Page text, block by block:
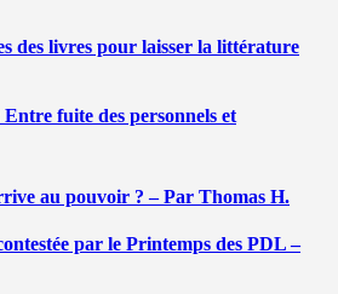
des livres pour laisser la littérature
fuite des personnels et
au pouvoir ? – Par Thomas H.
par le Printemps des PDL –